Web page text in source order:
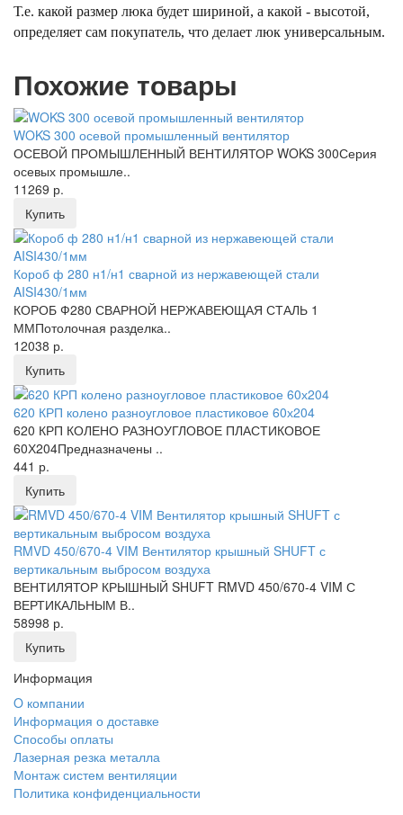
Т.е. какой размер люка будет шириной, а какой - высотой,
определяет сам покупатель, что делает люк универсальным.
Похожие товары
WOKS 300 осевой промышленный вентилятор
ОСЕВОЙ ПРОМЫШЛЕННЫЙ ВЕНТИЛЯТОР WOKS 300Серия
осевых промышле..
11269 р.
Купить
Короб ф 280 н1/н1 сварной из нержавеющей стали
AISI430/1мм
КОРОБ Ф280 СВАРНОЙ НЕРЖАВЕЮЩАЯ СТАЛЬ 1
ММПотолочная разделка..
12038 р.
Купить
620 КРП колено разноугловое пластиковое 60х204
620 КРП КОЛЕНО РАЗНОУГЛОВОЕ ПЛАСТИКОВОЕ
60Х204Предназначены ..
441 р.
Купить
RMVD 450/670-4 VIM Вентилятор крышный SHUFT с
вертикальным выбросом воздуха
ВЕНТИЛЯТОР КРЫШНЫЙ SHUFT RMVD 450/670-4 VIM С
ВЕРТИКАЛЬНЫМ В..
58998 р.
Купить
Информация
O компании
Информация о доставке
Способы оплаты
Лазерная резка металла
Монтаж систем вентиляции
Политика конфиденциальности